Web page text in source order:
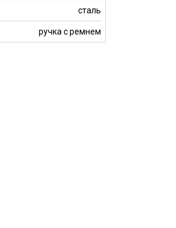
сталь
ручка с ремнем